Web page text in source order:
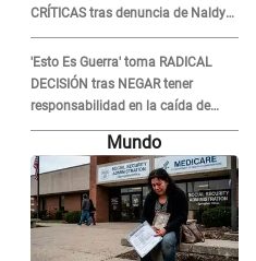
CRÍTICAS tras denuncia de Naldy
Saldaña contra su tío: "Cómplice"
'Esto Es Guerra' toma RADICAL
DECISIÓN tras NEGAR tener
responsabilidad en la caída de
Kevin Díaz desde 8 metros de
Mundo